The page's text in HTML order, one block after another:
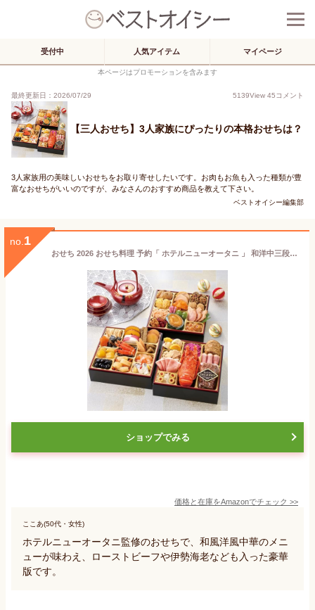
受付中 人気アイテム マイページ
本ページはプロモーションを含みます
最終更新日：2026/07/29 5139View 45コメント
【三人おせち】3人家族にぴったりの本格おせちは？
3人家族用の美味しいおせちをお取り寄せしたいです。お肉もお魚も入った種類が豊
富なおせちがいいのですが、みなさんのおすすめ商品を教えて下さい。
ベストオイシー編集部
no. 1
おせち 2026 おせち料理 予約「 ホテルニューオータニ 」 和洋中三段重 冷凍 45品目 約3～4人前 【12/29～30日お届け】 お節 御節 単品 冷凍 和洋 和洋中 海鮮 和風 洋風 中華 oseti 豪華 人気 有名 高級 3人前 4人前 3段重 2025 正月 お正月 年末年始 ホテル エビ ロブスター 肉 ハム ローストビーフ
ショップでみる
価格と在庫をAmazonでチェック >>
ここあ(50代・女性)
ホテルニューオータニ監修のおせちで、和風洋風中華のメニ
ューが味わえ、ローストビーフや伊勢海老なども入った豪華
版です。